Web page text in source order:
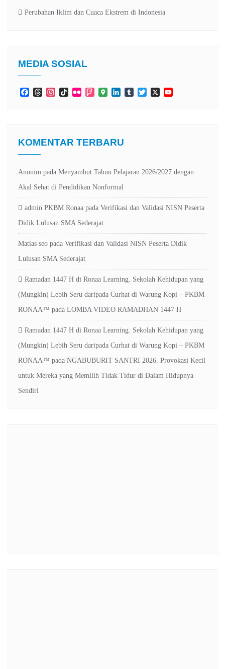
Perubahan Iklim dan Cuaca Ekstrem di Indonesia
MEDIA SOSIAL
FacebookThreadsInstagramTikTokFlickr Foursquare
GoogleLinkedInTumblrTwitter
X
KOMENTAR TERBARU
Anonim pada Menyambut Tahun Pelajaran 2026/2027 dengan
Akal Sehat di Pendidikan Nonformal
admin PKBM Ronaa pada Verifikasi dan Validasi NISN Peserta
Didik Lulusan SMA Sederajat
Matias seo pada Verifikasi dan Validasi NISN Peserta Didik
Lulusan SMA Sederajat
Ramadan 1447 H di Ronaa Learning. Sekolah Kehidupan yang
(Mungkin) Lebih Seru daripada Curhat di Warung Kopi – PKBM
RONAA™ pada LOMBA VIDEO RAMADHAN 1447 H
Ramadan 1447 H di Ronaa Learning. Sekolah Kehidupan yang
(Mungkin) Lebih Seru daripada Curhat di Warung Kopi – PKBM
RONAA™ pada NGABUBURIT SANTRI 2026. Provokasi Kecil
untuk Mereka yang Memilih Tidak Tidur di Dalam Hidupnya
Sendiri